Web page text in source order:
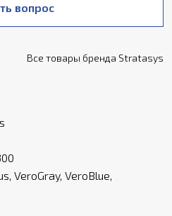
вопрос
Все товары бренда Stratasys
VeroGray, VeroBlue,